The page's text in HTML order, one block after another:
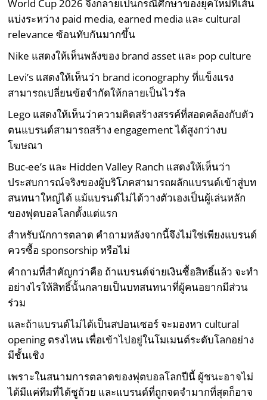
World Cup 2026 จึงกลายเป็นกรณีศึกษาของยุคใหม่ที่เส้น
แบ่งระหว่าง paid media, earned media และ cultural
relevance ซ้อนทับกันมากขึ้น
Nike แสดงให้เห็นพลังของ brand asset และ pop culture
Levi’s แสดงให้เห็นว่า brand iconography ที่แข็งแรง
สามารถเปลี่ยนข้อจำกัดให้กลายเป็นไวรัล
Lego แสดงให้เห็นว่าความคิดสร้างสรรค์ที่สอดคล้องกับตัว
ตนแบรนด์สามารถสร้าง engagement ได้สูงกว่างบ
โฆษณา
Buc-ee’s และ Hidden Valley Ranch แสดงให้เห็นว่า
ประสบการณ์จริงของผู้บริโภคสามารถผลักแบรนด์เข้าสู่บท
สนทนาใหญ่ได้ แม้แบรนด์ไม่ได้วางตัวเองเป็นผู้เล่นหลัก
ของฟุตบอลโลกตั้งแต่แรก
สำหรับนักการตลาด คำถามหลังจากนี้จึงไม่ใช่เพียงแบรนด์
ควรซื้อ sponsorship หรือไม่
คำถามที่สำคัญกว่าคือ ถ้าแบรนด์จ่ายเงินซื้อสิทธิ์แล้ว จะทำ
อย่างไรให้สิทธิ์นั้นกลายเป็นบทสนทนาที่ผู้คนอยากมีส่วน
ร่วม
และถ้าแบรนด์ไม่ได้เป็นสปอนเซอร์ จะมองหา cultural
opening ตรงไหน เพื่อเข้าไปอยู่ในโมเมนต์ระดับโลกอย่าง
มีชั้นเชิง
เพราะในสนามการตลาดของฟุตบอลโลกปีนี้ ผู้ชนะอาจไม่
ได้มีแค่ทีมที่ได้ชูถ้วย และแบรนด์ที่ถูกจดจำมากที่สุดก็อาจ